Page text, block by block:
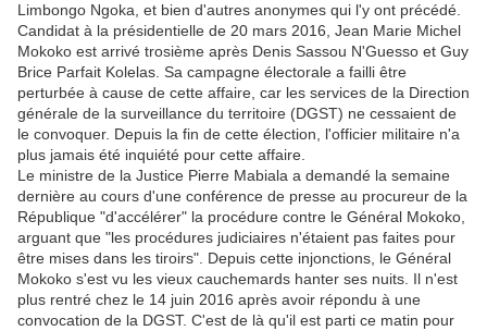
Limbongo Ngoka, et bien d'autres anonymes qui l'y ont précédé.
Candidat à la présidentielle de 20 mars 2016, Jean Marie Michel
Mokoko est arrivé trosième après Denis Sassou N'Guesso et Guy
Brice Parfait Kolelas. Sa campagne électorale a failli être
perturbée à cause de cette affaire, car les services de la Direction
générale de la surveillance du territoire (DGST) ne cessaient de
le convoquer. Depuis la fin de cette élection, l'officier militaire n'a
plus jamais été inquiété pour cette affaire.
Le ministre de la Justice Pierre Mabiala a demandé la semaine
dernière au cours d'une conférence de presse au procureur de la
République "d'accélérer" la procédure contre le Général Mokoko,
arguant que "les procédures judiciaires n'étaient pas faites pour
être mises dans les tiroirs". Depuis cette injonctions, le Général
Mokoko s'est vu les vieux cauchemards hanter ses nuits. Il n'est
plus rentré chez le 14 juin 2016 après avoir répondu à une
convocation de la DGST. C'est de là qu'il est parti ce matin pour